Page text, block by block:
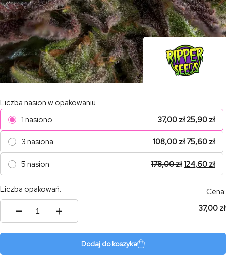
Liczba nasion w opakowaniu
1 nasiono
37,00zł25,90 zł
3 nasiona 108,00zł75,60 zł
5 nasion 178,00zł124,60 zł
Liczba opakowań:
ilość
Cena:
37,00 zł
Dodaj do koszyka